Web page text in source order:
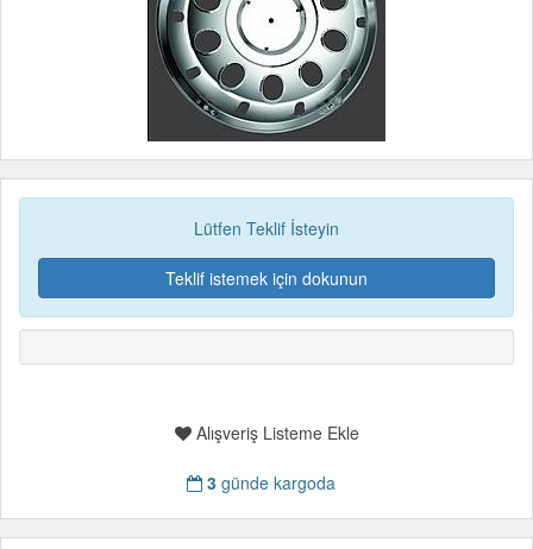
Lütfen Teklif İsteyin
Teklif istemek için dokunun
Alışveriş Listeme Ekle
3günde kargoda